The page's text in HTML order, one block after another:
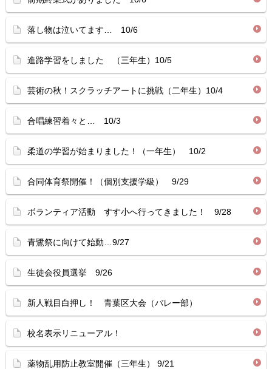
落し物は泣いてます… 10/6
進路学習をしました （三年生）10/5
芸術の秋！スクラッチアートに挑戦（二年生）10/4
合唱練習着々と… 10/3
柔道の学習が始まりました！（一年生） 10/2
合同体育祭開催！（個別支援学級） 9/29
ボランティア活動 すす小へ行ってきました！ 9/28
青鷺祭に向けて始動…9/27
生徒会役員選挙 9/26
新人戦目白押し！ 青葉区大会（バレー部）
校名表示リニューアル！
薬物乱用防止教室開催（三年生） 9/21